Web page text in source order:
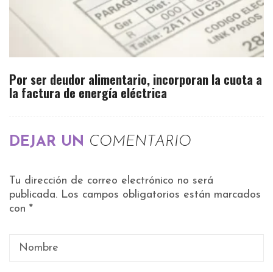
Por ser deudor alimentario, incorporan la cuota a
la factura de energía eléctrica
DEJAR UN COMENTARIO
Tu dirección de correo electrónico no será
publicada. Los campos obligatorios están marcados
con *